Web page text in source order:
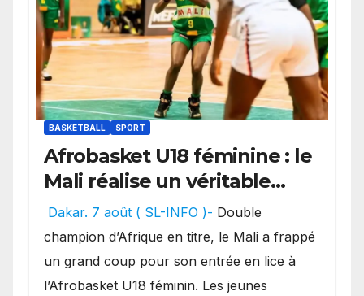
BASKETBALL SPORT
Afrobasket U18 féminine : le
Mali réalise un véritable
festival offensif et inflige
une lourde défaite au
Bénin.
Dakar. 7 août ( SL-INFO )- Double
champion d’Afrique en titre, le Mali a frappé
un grand coup pour son entrée en lice à
l’Afrobasket U18 féminin. Les jeunes